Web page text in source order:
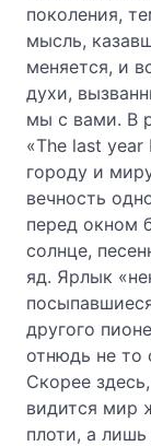
поколения,
мысль,
меняется, и
духи,
мы с вами. В
«The last year
городу и
вечность
перед окном
солнце,
яд. Ярлык
другого
отнюдь не то
Скорее
видится мир
плоти, а